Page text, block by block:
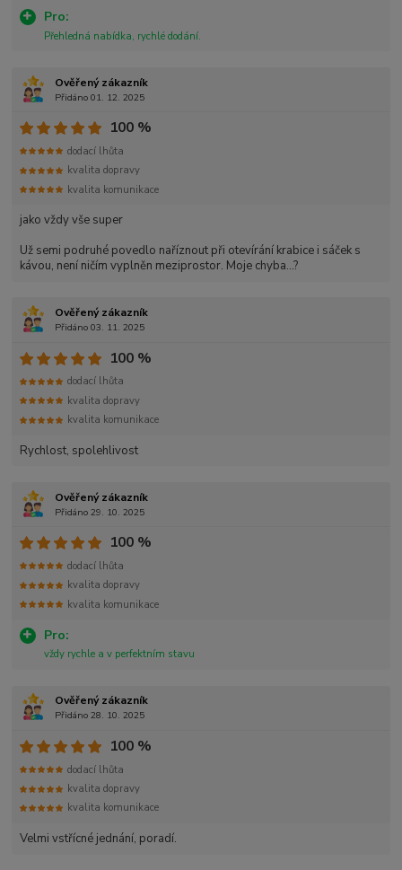
Pro:
Přehledná nabídka, rychlé dodání.
Ověřený zákazník
Přidáno 01. 12. 2025
jako vždy vše super
Už semi podruhé povedlo naříznout při otevírání krabice i sáček s
kávou, není ničím vyplněn meziprostor. Moje chyba...?
100 %
dodací lhůta
kvalita dopravy
kvalita komunikace
Ověřený zákazník
Přidáno 03. 11. 2025
Rychlost, spolehlivost
100 %
dodací lhůta
kvalita dopravy
kvalita komunikace
Ověřený zákazník
Přidáno 29. 10. 2025
Pro:
vždy rychle a v perfektním stavu
100 %
dodací lhůta
kvalita dopravy
kvalita komunikace
Ověřený zákazník
Přidáno 28. 10. 2025
Velmi vstřícné jednání, poradí.
100 %
dodací lhůta
kvalita dopravy
kvalita komunikace